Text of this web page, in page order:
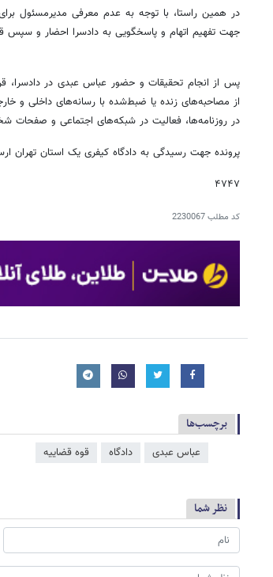
در همین راستا، با توجه به عدم معرفی مدیرمسئول برای
جهت تفهیم اتهام و پاسخگویی به دادسرا احضار و
پس از انجام تحقیقات و حضور عباس عبدی در دادسرا،
از مصاحبه‌های زنده یا ضبط‌شده با رسانه‌های داخلی و
در روزنامه‌ها، فعالیت در شبکه‌های اجتماعی و
پرونده جهت رسیدگی به دادگاه کیفری یک استان تهران
۴٧۴٧
کد مطلب2230067
برچسب‌ها
عباس عبدی دادگاه قوه قضاییه
نظر شما